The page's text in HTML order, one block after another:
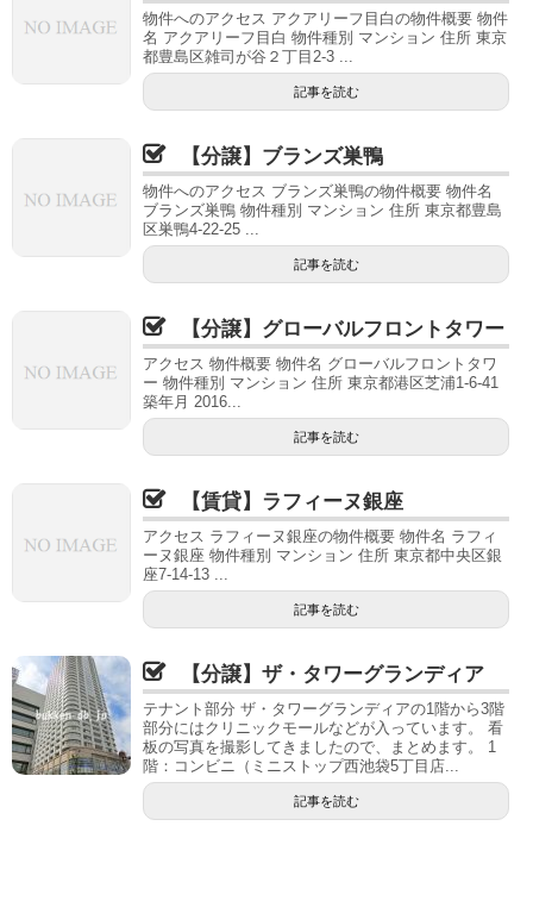
物件へのアクセス アクアリーフ目白の物件概要 物件
名 アクアリーフ目白 物件種別 マンション 住所 東京
都豊島区雑司が谷２丁目2-3 ...
記事を読む
【分譲】ブランズ巣鴨
物件へのアクセス ブランズ巣鴨の物件概要 物件名
ブランズ巣鴨 物件種別 マンション 住所 東京都豊島
区巣鴨4-22-25 ...
記事を読む
【分譲】グローバルフロントタワー
アクセス 物件概要 物件名 グローバルフロントタワ
ー 物件種別 マンション 住所 東京都港区芝浦1-6-41
築年月 2016...
記事を読む
【賃貸】ラフィーヌ銀座
アクセス ラフィーヌ銀座の物件概要 物件名 ラフィ
ーヌ銀座 物件種別 マンション 住所 東京都中央区銀
座7-14-13 ...
記事を読む
【分譲】ザ・タワーグランディア
テナント部分 ザ・タワーグランディアの1階から3階
部分にはクリニックモールなどが入っています。 看
板の写真を撮影してきましたので、まとめます。 1
階：コンビニ（ミニストップ西池袋5丁目店...
記事を読む